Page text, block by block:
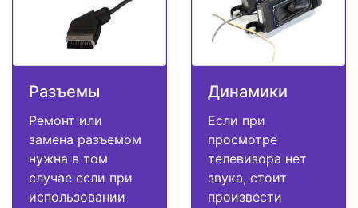
Разъемы
Ремонт или
замена разъемом
нужна в том
случае если при
использовании
Динамики
Если при
просмотре
телевизора нет
звука, стоит
произвести